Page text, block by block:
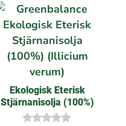
Ekologisk Eterisk
Stjärnanisolja (100%)